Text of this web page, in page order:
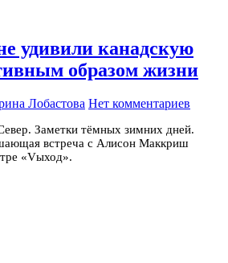
удивили канадскую
образом жизни
Лобастова Нет комментариев
Заметки тёмных зимних дней.
встреча с Алисон Маккриш
«Vыход».